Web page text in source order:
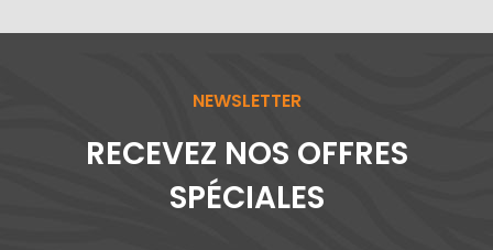
NEWSLETTER
RECEVEZ NOS OFFRES
SPÉCIALES